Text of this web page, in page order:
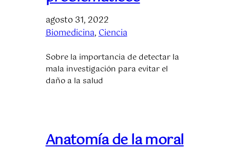
agosto 31, 2022
Biomedicina, Ciencia
Sobre la importancia de detectar la
mala investigación para evitar el
daño a la salud
Anatomía de la moral